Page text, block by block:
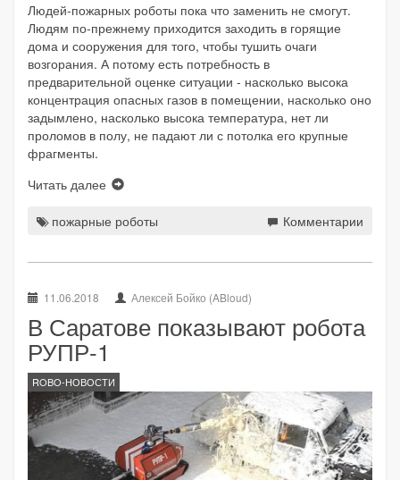
Людей-пожарных роботы пока что заменить не смогут.
Людям по-прежнему приходится заходить в горящие
дома и сооружения для того, чтобы тушить очаги
возгорания. А потому есть потребность в
предварительной оценке ситуации - насколько высока
концентрация опасных газов в помещении, насколько оно
задымлено, насколько высока температура, нет ли
проломов в полу, не падают ли с потолка его крупные
фрагменты.
Читать далее
пожарные роботы Комментарии
11.06.2018 Алексей Бойко (ABloud)
В Саратове показывают робота
РУПР-1
ROBO-НОВОСТИ